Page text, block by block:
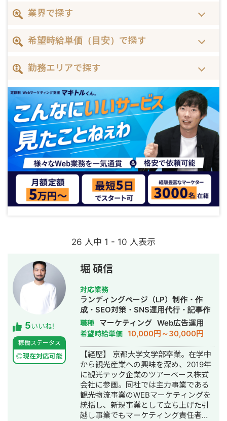
業界で探す
希望時給単価（目安）で探す
勤務エリアで探す
26 人中 1 - 10 人表示
5いいね!
稼働ステータス
◎現在対応可能
堀 碩信
対応業務
ランディングページ（LP）制作・作
成・SEO対策・SNS運用代行・記事作
成代行・ライティング・ホームページ
制作・作成・リスティング広告運用代
行・オウンドメディア制作・構築・運
用代行
職種 マーケティング Web広告運用
希望時給単価 10,000円～30,000円
【経歴】 京都大学文学部卒業。在学中
から観光産業への興味を深め、2019年
に観光テック企業のツアーベース株式
会社に参画。同社では主力事業である
観光物流事業のWEBマーケティングを
統括し、新規事業として立ち上げた引
越し事業でもマーケティング責任者と